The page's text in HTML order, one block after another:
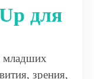
для
младших
зрения,